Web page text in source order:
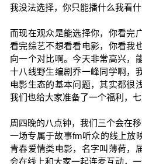
我没法选择，你只能播什么我看什
而现在观众是能选择你，你看完
看完综艺不想看看电影，你看我
向一个对比啊。今天非常高兴，
十八线野生编剧乔一峰同学啊，
电影生态的基本问题，其实都很
我们也给大家准备了一个福利，七
周四晚的八点钟，我们三个会在
一场专属于故事fm听众的线上放
青春爱情类电影，名字叫薄荷，
会在线上和大家一起连麦互动，